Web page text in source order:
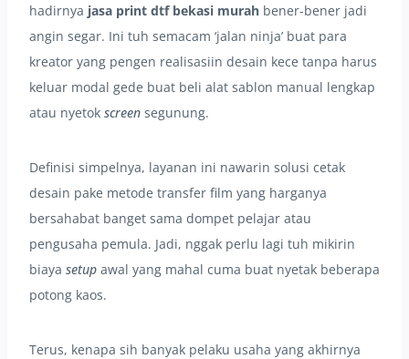
hadirnya jasa print dtf bekasi murah bener-bener jadi
angin segar. Ini tuh semacam ‘jalan ninja’ buat para
kreator yang pengen realisasiin desain kece tanpa harus
keluar modal gede buat beli alat sablon manual lengkap
atau nyetok screen segunung.
Definisi simpelnya, layanan ini nawarin solusi cetak
desain pake metode transfer film yang harganya
bersahabat banget sama dompet pelajar atau
pengusaha pemula. Jadi, nggak perlu lagi tuh mikirin
biaya setup awal yang mahal cuma buat nyetak beberapa
potong kaos.
Terus, kenapa sih banyak pelaku usaha yang akhirnya